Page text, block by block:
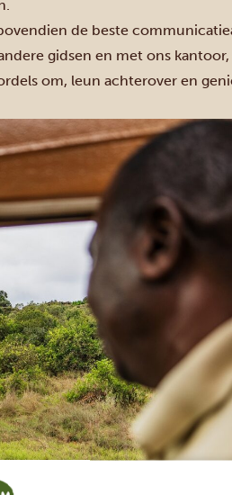
de beste
gidsen en met ons
om, leun achterover en